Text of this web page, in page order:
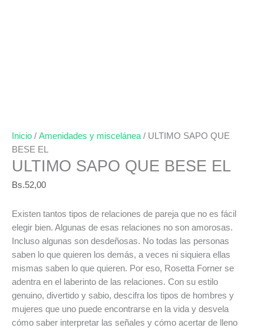
Inicio / Amenidades y miscelánea / ULTIMO SAPO QUE
BESE EL
ULTIMO SAPO QUE BESE EL
Bs.52,00
Existen tantos tipos de relaciones de pareja que no es fácil
elegir bien. Algunas de esas relaciones no son amorosas.
Incluso algunas son desdeñosas. No todas las personas
saben lo que quieren los demás, a veces ni siquiera ellas
mismas saben lo que quieren. Por eso, Rosetta Forner se
adentra en el laberinto de las relaciones. Con su estilo
genuino, divertido y sabio, descifra los tipos de hombres y
mujeres que uno puede encontrarse en la vida y desvela
cómo saber interpretar las señales y cómo acertar de lleno